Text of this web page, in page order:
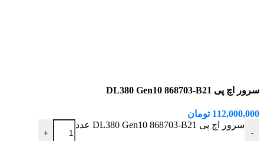
سرور اچ پی DL380 Gen10 868703-B21
112,000,000 تومان
-
سرور اچ پی DL380 Gen10 868703-B21 عدد
+